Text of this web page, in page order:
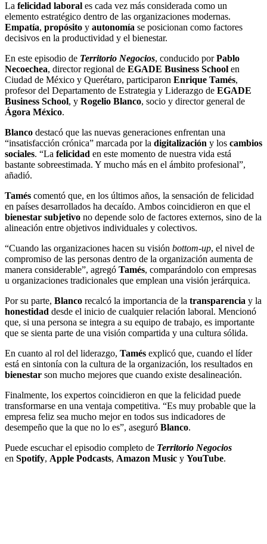
La felicidad laboral es cada vez más considerada como un
elemento estratégico dentro de las organizaciones modernas.
Empatía, propósito y autonomía se posicionan como factores
decisivos en la productividad y el bienestar.
En este episodio de Territorio Negocios, conducido porPablo
Necoechea, director regional de EGADE Business School en
Ciudad de México y Querétaro, participaron Enrique Tamés,
profesor del Departamento de Estrategia y Liderazgo de EGADE
Business School, y Rogelio Blanco, socio y director general de
Ágora México.
Blanco destacó que las nuevas generaciones enfrentan una
“insatisfacción crónica” marcada por la digitalización y los cambios
sociales. “La felicidad en este momento de nuestra vida está
bastante sobreestimada. Y mucho más en el ámbito profesional”,
añadió.
Tamés comentó que, en los últimos años, la sensación de felicidad
en países desarrollados ha decaído. Ambos coincidieron en que el
bienestar subjetivo no depende solo de factores externos, sino de la
alineación entre objetivos individuales y colectivos.
“Cuando las organizaciones hacen su visión bottom-up, el nivel de
compromiso de las personas dentro de la organización aumenta de
manera considerable”, agregó Tamés, comparándolo con empresas
u organizaciones tradicionales que emplean una visión jerárquica.
Por su parte, Blanco recalcó la importancia de la transparencia y la
honestidad desde el inicio de cualquier relación laboral. Mencionó
que, si una persona se integra a su equipo de trabajo, es importante
que se sienta parte de una visión compartida y una cultura sólida.
En cuanto al rol del liderazgo, Tamés explicó que, cuando el líder
está en sintonía con la cultura de la organización, los resultados en
bienestar son mucho mejores que cuando existe desalineación.
Finalmente, los expertos coincidieron en que la felicidad puede
transformarse en una ventaja competitiva. “Es muy probable que la
empresa feliz sea mucho mejor en todos sus indicadores de
desempeño que la que no lo es”, aseguró Blanco.
Puede escuchar el episodio completo de Territorio Negocios
en Spotify, Apple Podcasts, Amazon Music y YouTube.